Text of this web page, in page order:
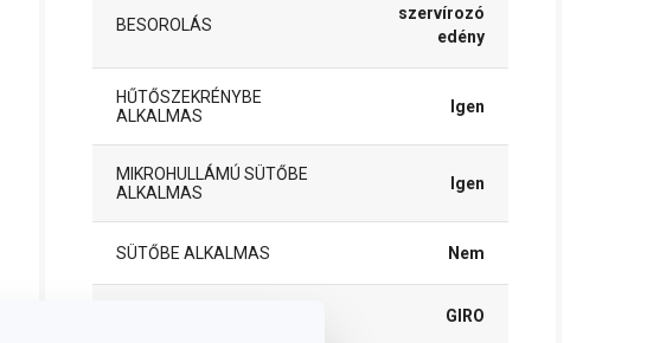
BESOROLÁS
szervírozó
edény
HŰTŐSZEKRÉNYBE
ALKALMAS
Igen
MIKROHULLÁMÚ SÜTŐBE
ALKALMAS
Igen
SÜTŐBE ALKALMAS Nem
GIRO